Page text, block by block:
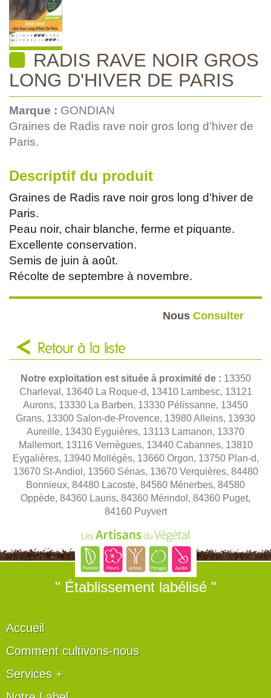
RADIS RAVE NOIR GROS
LONG D'HIVER DE PARIS
Marque : GONDIAN
Graines de Radis rave noir gros long d'hiver de
Paris.
Descriptif du produit
Graines de Radis rave noir gros long d'hiver de
Paris.
Peau noir, chair blanche, ferme et piquante.
Excellente conservation.
Semis de juin à août.
Récolte de septembre à novembre.
Nous Consulter
Retour à la liste
Notre exploitation est située à proximité de : 13350
Charleval, 13640 La Roque-d, 13410 Lambesc, 13121
Aurons, 13330 La Barben, 13330 Pélissanne, 13450
Grans, 13300 Salon-de-Provence, 13980 Alleins, 13930
Aureille, 13430 Eyguières, 13113 Lamanon, 13370
Mallemort, 13116 Vernègues, 13440 Cabannes, 13810
Eygalières, 13940 Mollégès, 13660 Orgon, 13750 Plan-d,
13670 St-Andiol, 13560 Sénas, 13670 Verquières, 84480
Bonnieux, 84480 Lacoste, 84560 Ménerbes, 84580
Oppède, 84360 Lauris, 84360 Mérindol, 84360 Puget,
84160 Puyvert
" Établissement labélisé "
Accueil
Comment cultivons-nous
Services +